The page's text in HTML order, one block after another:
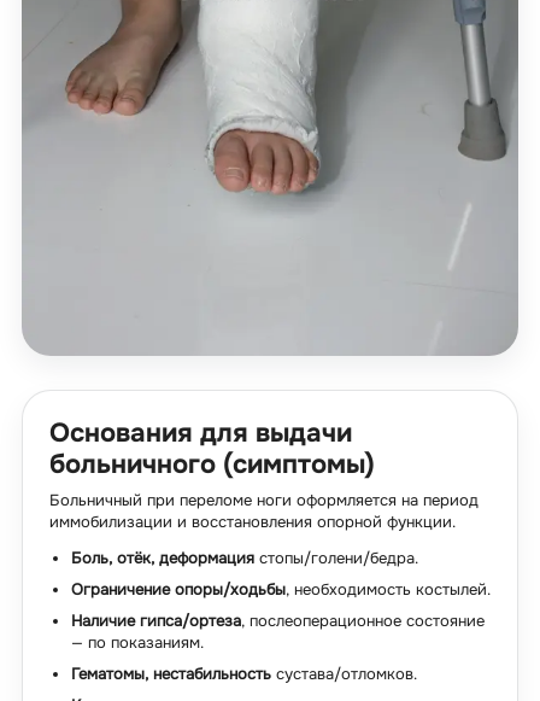
Основания для выдачи
больничного (симптомы)
Больничный при переломе ноги оформляется на период
иммобилизации и восстановления опорной функции.
Боль, отёк, деформациястопы/голени/бедра.
Ограничение опоры/ходьбы, необходимость костылей.
Наличие гипса/ортеза, послеоперационное состояние
— по показаниям.
Гематомы, нестабильностьсустава/отломков.